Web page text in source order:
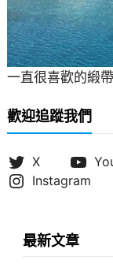
一直很喜歡的緞
歡迎追蹤我們
X
Instagram
最新文章